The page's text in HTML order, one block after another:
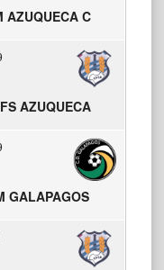
AZUQUECA C
AZUQUECA
GALAPAGOS